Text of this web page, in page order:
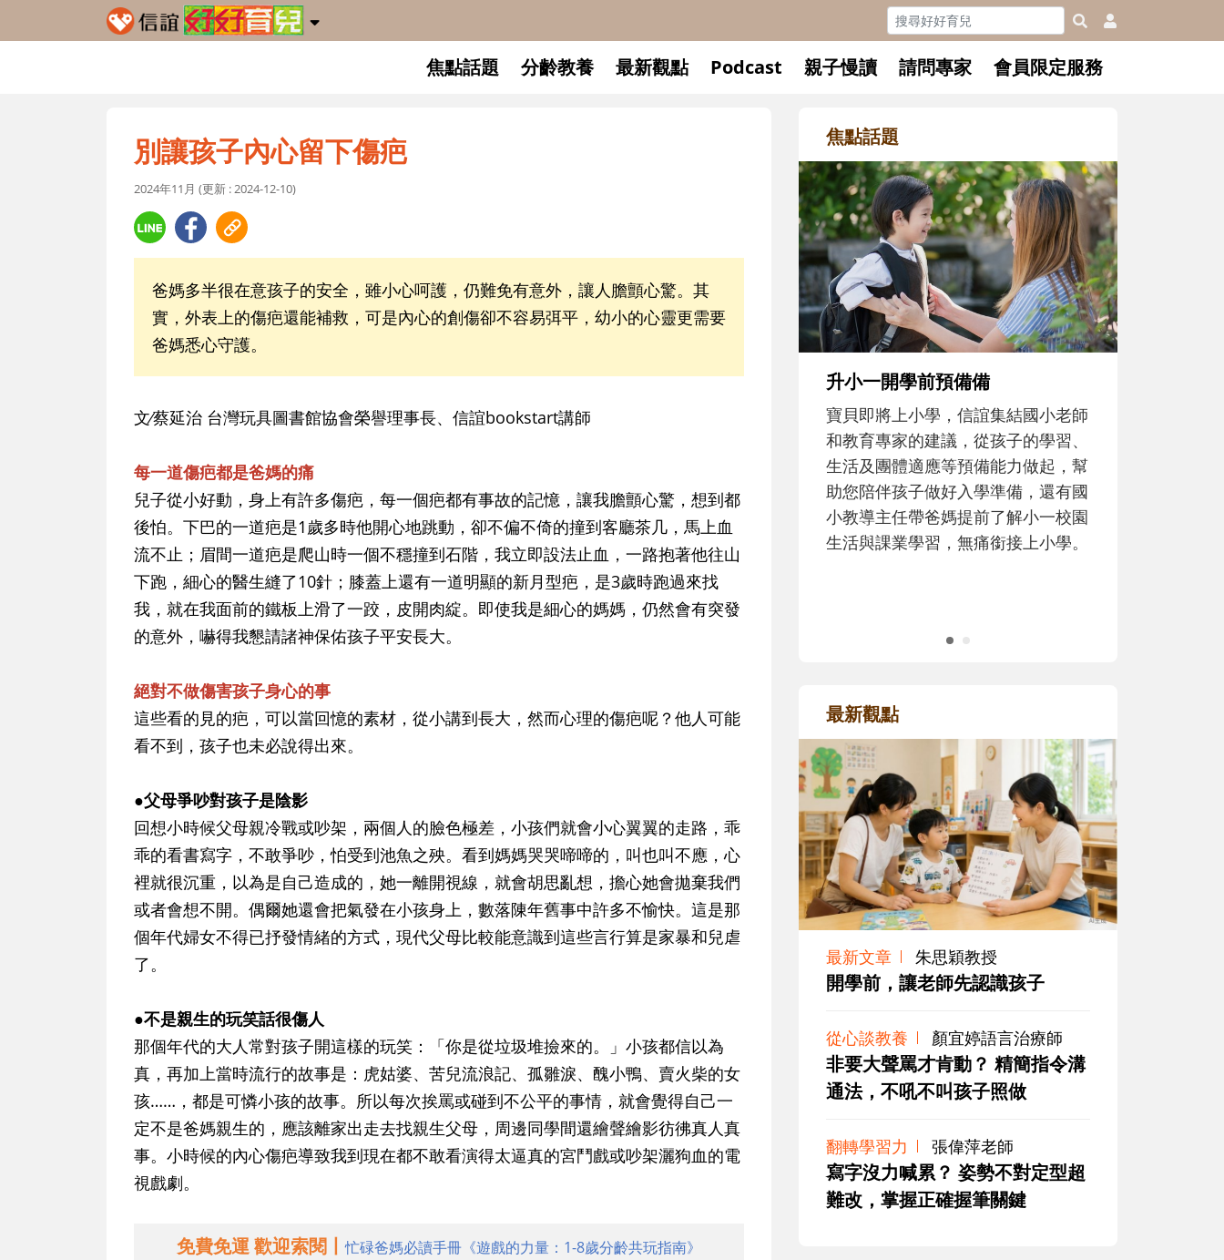
焦點話題 分齡教養 最新觀點 Podcast 親子慢讀 請問專家 會員限定服務
別讓孩子內心留下傷疤
2024年11月 (更新 : 2024-12-10)
爸媽多半很在意孩子的安全，雖小心呵護，仍難免有意外，讓人膽顫心驚。其
實，外表上的傷疤還能補救，可是內心的創傷卻不容易弭平，幼小的心靈更需要
爸媽悉心守護。
文∕蔡延治 台灣玩具圖書館協會榮譽理事長、信誼bookstart講師
每一道傷疤都是爸媽的痛
兒子從小好動，身上有許多傷疤，每一個疤都有事故的記憶，讓我膽顫心驚，想到都
後怕。下巴的一道疤是1歲多時他開心地跳動，卻不偏不倚的撞到客廳茶几，馬上血
流不止；眉間一道疤是爬山時一個不穩撞到石階，我立即設法止血，一路抱著他往山
下跑，細心的醫生縫了10針；膝蓋上還有一道明顯的新月型疤，是3歲時跑過來找
我，就在我面前的鐵板上滑了一跤，皮開肉綻。即使我是細心的媽媽，仍然會有突發
的意外，嚇得我懇請諸神保佑孩子平安長大。
絕對不做傷害孩子身心的事
這些看的見的疤，可以當回憶的素材，從小講到長大，然而心理的傷疤呢？他人可能
看不到，孩子也未必說得出來。
●父母爭吵對孩子是陰影
回想小時候父母親冷戰或吵架，兩個人的臉色極差，小孩們就會小心翼翼的走路，乖
乖的看書寫字，不敢爭吵，怕受到池魚之殃。看到媽媽哭哭啼啼的，叫也叫不應，心
裡就很沉重，以為是自己造成的，她一離開視線，就會胡思亂想，擔心她會拋棄我們
或者會想不開。偶爾她還會把氣發在小孩身上，數落陳年舊事中許多不愉快。這是那
個年代婦女不得已抒發情緒的方式，現代父母比較能意識到這些言行算是家暴和兒虐
了。
●不是親生的玩笑話很傷人
那個年代的大人常對孩子開這樣的玩笑：「你是從垃圾堆撿來的。」小孩都信以為
真，再加上當時流行的故事是：虎姑婆、苦兒流浪記、孤雛淚、醜小鴨、賣火柴的女
孩……，都是可憐小孩的故事。所以每次挨罵或碰到不公平的事情，就會覺得自己一
定不是爸媽親生的，應該離家出走去找親生父母，周邊同學間還繪聲繪影彷彿真人真
事。小時候的內心傷疤導致我到現在都不敢看演得太逼真的宮鬥戲或吵架灑狗血的電
視戲劇。
免費免運 歡迎索閱丨忙碌爸媽必讀手冊《遊戲的力量：1-8歲分齡共玩指南》
焦點話題
升小一開學前預備備
寶貝即將上小學，信誼集結國小老師
和教育專家的建議，從孩子的學習、
生活及團體適應等預備能力做起，幫
助您陪伴孩子做好入學準備，還有國
小教導主任帶爸媽提前了解小一校園
生活與課業學習，無痛銜接上小學。
最新觀點
最新文章 朱思穎教授
開學前，讓老師先認識孩子
從心談教養 顏宜婷語言治療師
非要大聲罵才肯動？ 精簡指令溝
通法，不吼不叫孩子照做
翻轉學習力 張偉萍老師
寫字沒力喊累？ 姿勢不對定型超
難改，掌握正確握筆關鍵